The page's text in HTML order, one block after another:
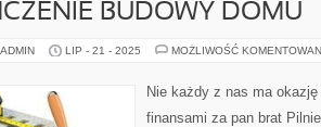
BUDOWY DOMU
LIP - 21 - 2025 MOŻLIWOŚĆ
Nie każdy z nas ma
finansami za pan brat